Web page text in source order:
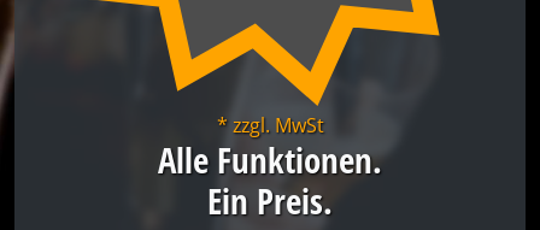
Alle Funktionen.
Ein Preis.
* zzgl. MwSt